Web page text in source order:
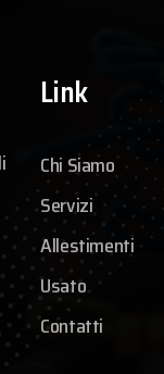
Link
Chi Siamo
Servizi
Allestimenti
Usato
Contatti